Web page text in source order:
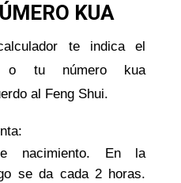
KUA
te indica el
o tu número kua
al Feng Shui.
nacimiento. En la
se da cada 2 horas.